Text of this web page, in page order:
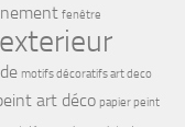
fenêtre
motifs décoratifs art deco
art déco papier peint